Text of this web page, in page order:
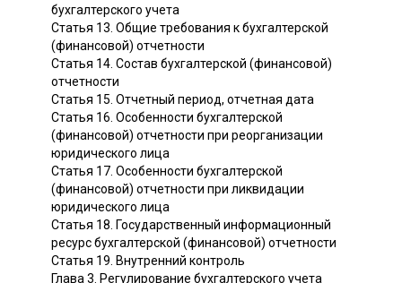
бухгалтерского учета
Статья 13. Общие требования к бухгалтерской
(финансовой) отчетности
Статья 14. Состав бухгалтерской (финансовой)
отчетности
Статья 15. Отчетный период, отчетная дата
Статья 16. Особенности бухгалтерской
(финансовой) отчетности при реорганизации
юридического лица
Статья 17. Особенности бухгалтерской
(финансовой) отчетности при ликвидации
юридического лица
Статья 18. Государственный информационный
ресурс бухгалтерской (финансовой) отчетности
Статья 19. Внутренний контроль
Глава 3. Регулирование бухгалтерского учета